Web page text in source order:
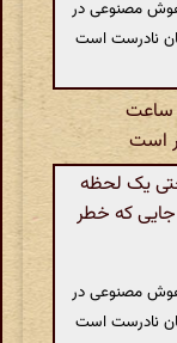
مصنوعی در
نادرست است
ساعت
است
یک لحظه
که خطر
مصنوعی در
نادرست است